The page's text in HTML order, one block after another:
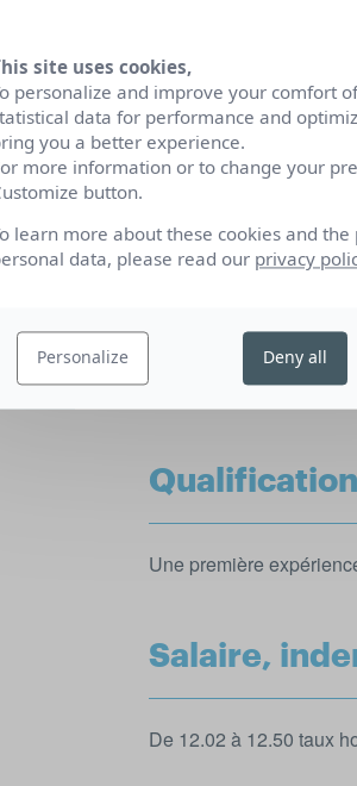
Contrat 35h/semaine
la mise en place des
meilleures conditions.
Votre rigueur et votre
missions au sein
repos sur les week-
Le sens du détail et
Une première
Salaire,
De 12.02 à 12.50 taux
site uses cookies,
personalize and improve your comfort
data for performance and
you a better experience.
more information or to change your
button.
learn more about these cookies and
data, please read our privacy
Personalize Deny all